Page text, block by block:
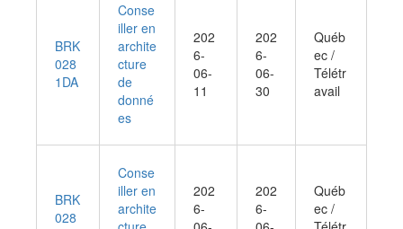
BRK
028
1DA
Conse
iller en
archite
cture
de
donné
es
202
6-
06-
11
202
6-
06-
30
Québ
ec /
Télétr
avail
BRK
028
Conse
iller en
archite
202
6-
202
6-
Québ
ec /